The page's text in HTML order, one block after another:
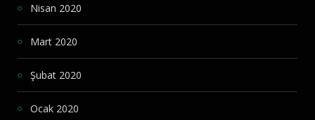
Nisan 2020
Mart 2020
Şubat 2020
Ocak 2020